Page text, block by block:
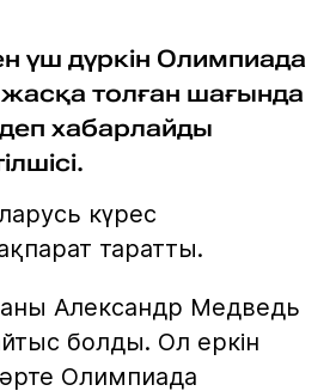
үш дүркін Олимпиада
толған шағында
деп хабарлайды
күрес
таратты.
Александр Медведь
болды. Ол еркін
Олимпиада